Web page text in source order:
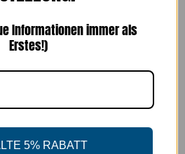
unterFreisingergasse 1
Stunden
Informationen immer als
Erstes!)
5% RABATT